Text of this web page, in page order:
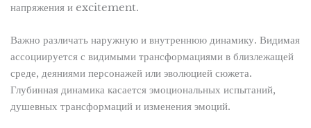
напряжения и excitement.
Важно различать наружную и внутреннюю динамику. Видимая
ассоциируется с видимыми трансформациями в близлежащей
среде, деяниями персонажей или эволюцией сюжета.
Глубинная динамика касается эмоциональных испытаний,
душевных трансформаций и изменения эмоций.